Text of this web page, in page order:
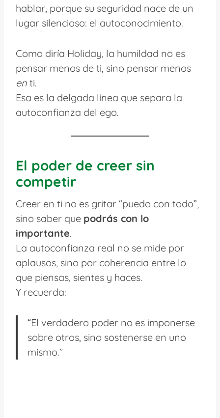
hablar, porque su seguridad nace de un
lugar silencioso: el autoconocimiento.
Como diría Holiday, la humildad no es
pensar menos de ti, sino pensar menos
en ti.
Esa es la delgada línea que separa la
autoconfianza del ego.
El poder de creer sin
competir
Creer en ti no es gritar “puedo con todo”,
sino saber que podrás con lo
importante.
La autoconfianza real no se mide por
aplausos, sino por coherencia entre lo
que piensas, sientes y haces.
Y recuerda:
“El verdadero poder no es imponerse
sobre otros, sino sostenerse en uno
mismo.”